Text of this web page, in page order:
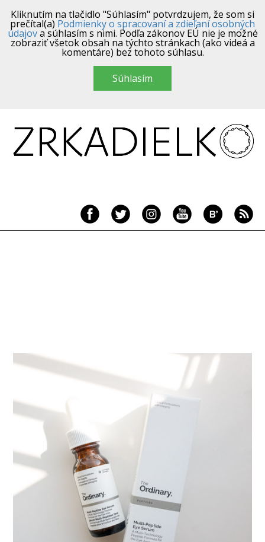
Kliknutím na tlačidlo "Súhlasím" potvrdzujem, že som si
prečítal(a) Podmienky o spracovaní a zdieľaní osobných
údajova súhlasím s nimi. Podľa zákonov EÚ nie je možné
zobraziť všetok obsah na týchto stránkach (ako videá a
komentáre) bez tohoto súhlasu.
Súhlasím